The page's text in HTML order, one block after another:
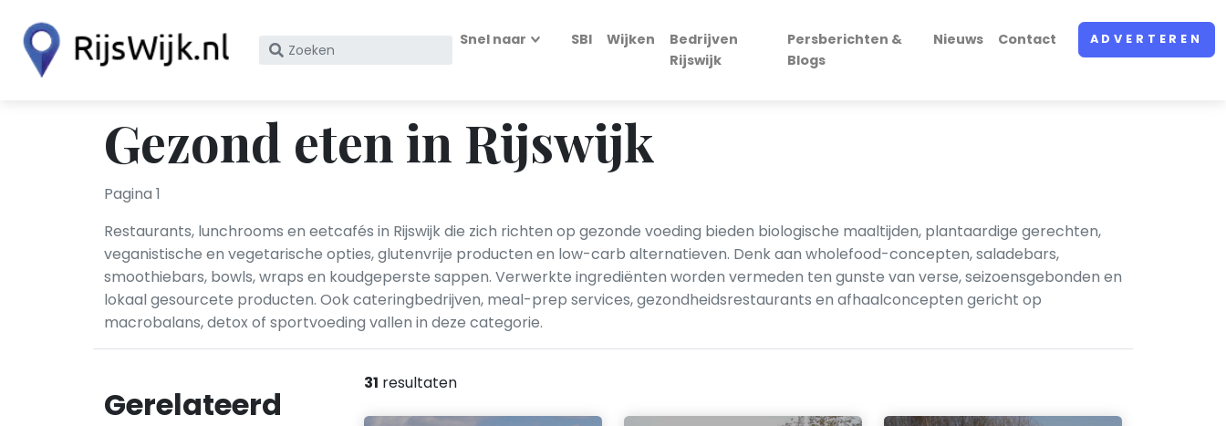
Zoek
KvK
nummer
Snel naar SBI Wijken
Bedrijven
Rijswijk
Persberichten &
Blogs
Nieuws Contact ADVERTEREN
Gezond eten in Rijswijk
Pagina 1
Restaurants, lunchrooms en eetcafés in Rijswijk die zich richten op gezonde voeding bieden biologische maaltijden, plantaardige gerechten,
veganistische en vegetarische opties, glutenvrije producten en low-carb alternatieven. Denk aan wholefood-concepten, saladebars,
smoothiebars, bowls, wraps en koudgeperste sappen. Verwerkte ingrediënten worden vermeden ten gunste van verse, seizoensgebonden en
lokaal gesourcete producten. Ook cateringbedrijven, meal-prep services, gezondheidsrestaurants en afhaalconcepten gericht op
macrobalans, detox of sportvoeding vallen in deze categorie.
Gerelateerd
31 resultaten